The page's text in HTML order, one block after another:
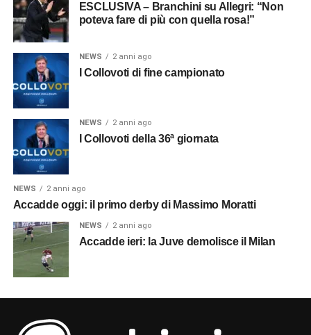
ESCLUSIVA – Branchini su Allegri: “Non
poteva fare di più con quella rosa!”
NEWS 2 anni ago
I Collovoti di fine campionato
NEWS 2 anni ago
I Collovoti della 36ª giornata
NEWS 2 anni ago
Accadde oggi: il primo derby di Massimo Moratti
NEWS 2 anni ago
Accadde ieri: la Juve demolisce il Milan